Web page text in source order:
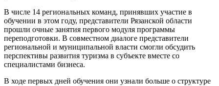
В числе 14 региональных команд, принявших участие в
обучении в этом году, представители Рязанской области
прошли очные занятия первого модуля программы
переподготовки. В совместном диалоге представители
региональной и муниципальной власти смогли обсудить
перспективы развития туризма в субъекте вместе со
специалистами бизнеса.
В ходе первых дней обучения они узнали больше о структуре